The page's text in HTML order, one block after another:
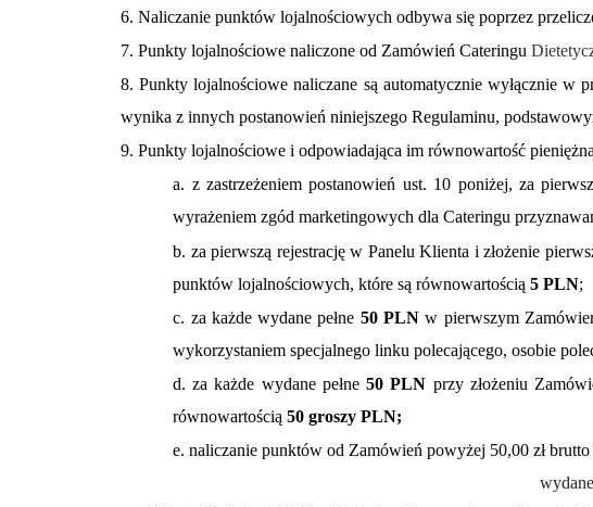
6. Naliczanie punktów lojalnościowych odbywa się poprzez
7. Punkty lojalnościowe naliczone od ZamówieńCateringu
8. Punkty lojalnościowe naliczane są automatycznie wyłącznie w
wynika z innych postanowień niniejszego Regulaminu,
9. Punkty lojalnościowe i odpowiadająca im równowartość
a. z zastrzeżeniem postanowień ust. 10 poniżej, za
wyrażeniem zgód marketingowych dla Cateringu
b. za pierwszą rejestrację w Panelu Klienta i złożenie
punktów lojalnościowych, które są równowartością5 PLN;
c. za każde wydane pełne 50 PLNw pierwszym
wykorzystaniem specjalnego linku polecającego, osobie
d. za każde wydane pełne50 PLN przy złożeniu
równowartością 50 groszy PLN;
e. naliczanie punktów od Zamówień powyżej 50,00 zł